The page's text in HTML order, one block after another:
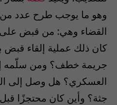
وهو ما يوجب طرح عدد من
القضاء وهي: من قبض
كان ذلك عملية إلقاء قبض
جريمة خطف؟ ومن سلّمه
العسكري؟ هل وصل إلى
جثة؟ وأين كان محتجزًا